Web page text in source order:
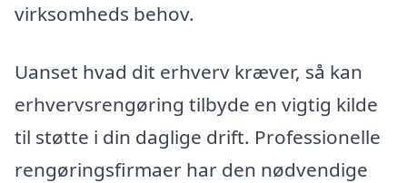
virksomheds behov.
Uanset hvad dit erhverv kræver, så kan
erhvervsrengøring tilbyde en vigtig kilde
til støtte i din daglige drift. Professionelle
rengøringsfirmaer har den nødvendige